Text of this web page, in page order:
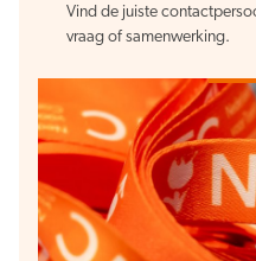
Vind de juiste
vraag of samenwerking.